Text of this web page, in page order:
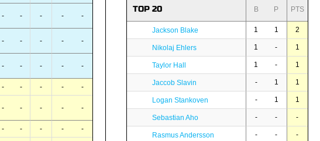
- - - - -
- - - - -
- - - - -
- - - -
-
- - - - -
- - - - -
TOP 20 B P PTS
Jackson Blake 1 1 2
Nikolaj Ehlers 1 - 1
Taylor Hall 1 - 1
Jaccob Slavin - 1 1
Logan Stankoven - 1 1
Sebastian Aho - - -
Rasmus Andersson - - -